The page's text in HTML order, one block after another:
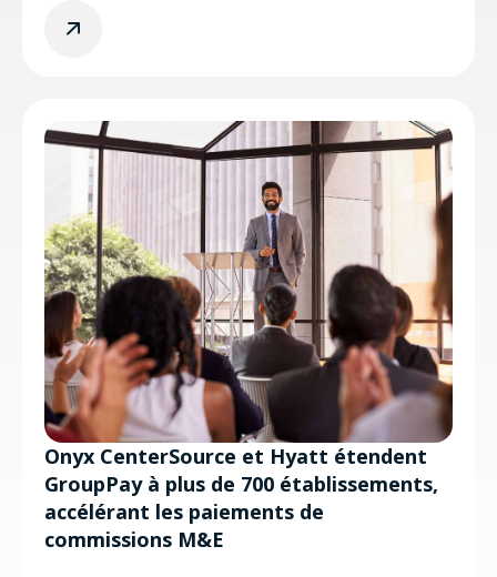
Onyx CenterSource et Hyatt étendent
GroupPay à plus de 700 établissements,
accélérant les paiements de
commissions M&E